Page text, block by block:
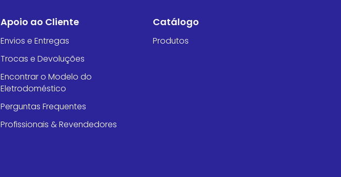
Apoio ao Cliente
Envios e Entregas
Trocas e Devoluções
Encontrar o Modelo do
Eletrodoméstico
Perguntas Frequentes
Profissionais & Revendedores
Catálogo
Produtos